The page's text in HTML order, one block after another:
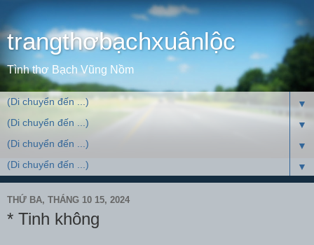
trangthơbạchxuânlộc
Tình thơ Bạch Vũng Nồm
▼
▼
▼
▼
THỨ BA, THÁNG 10 15, 2024
* Tinh không